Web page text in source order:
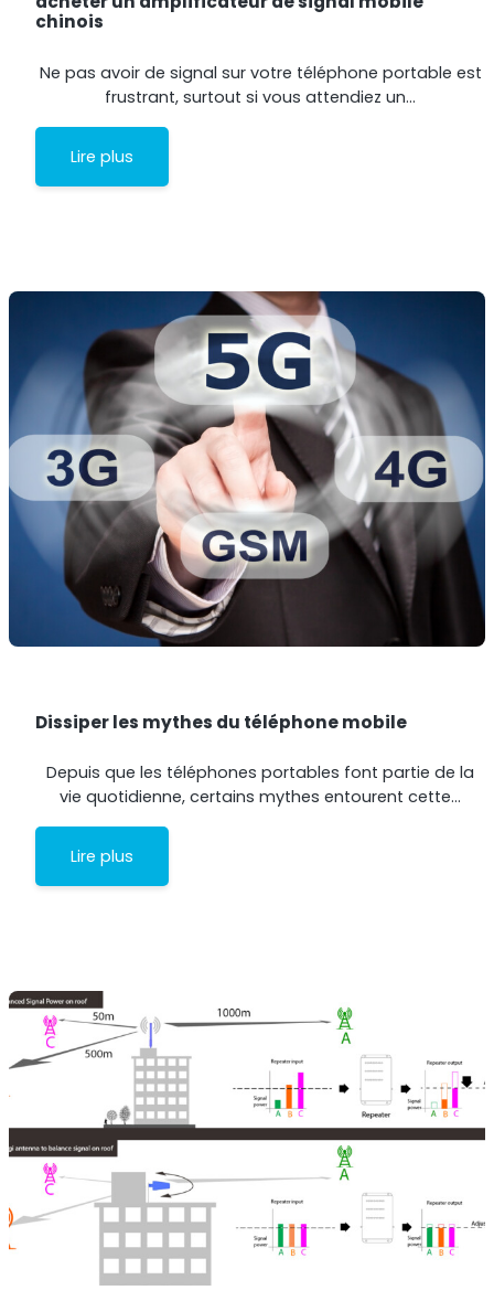
chinois
Ne pas avoir de signal sur votre téléphone portable est
frustrant, surtout si vous attendiez un…
Lire plus
Dissiper les mythes du téléphone mobile
Depuis que les téléphones portables font partie de la
vie quotidienne, certains mythes entourent cette…
Lire plus